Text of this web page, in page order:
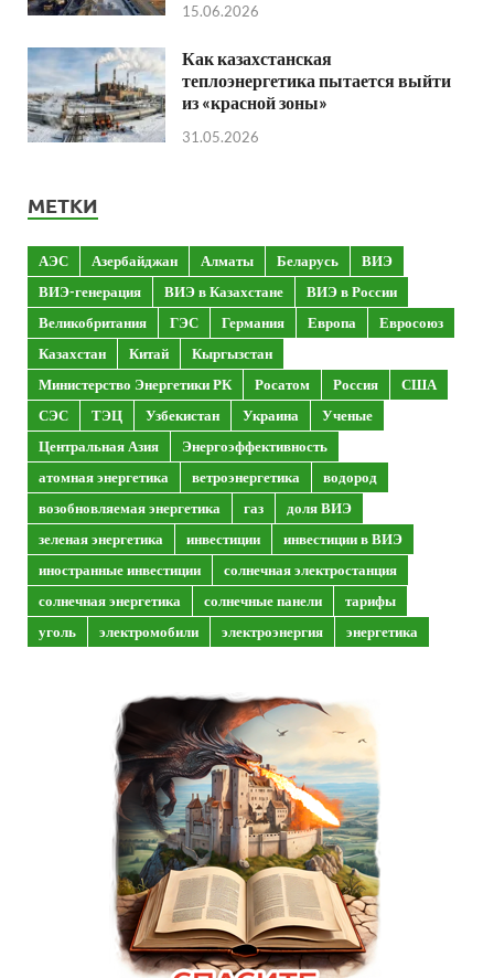
15.06.2026
Как казахстанская
теплоэнергетика пытается выйти
из «красной зоны»
31.05.2026
МЕТКИ
АЭС Азербайджан Алматы Беларусь
ВИЭ
ВИЭ-генерация
ВИЭ в Казахстане
ВИЭ в России
Великобритания
ГЭС Германия Европа
Евросоюз
Казахстан
Китай
Кыргызстан
Министерство Энергетики РК
Росатом Россия
США
СЭС
ТЭЦ Узбекистан Украина
Ученые
Центральная Азия
Энергоэффективность
атомная энергетика
ветроэнергетика
водород
возобновляемая энергетика
газ
доля ВИЭ
зеленая энергетика
инвестиции
инвестиции в ВИЭ
иностранные инвестиции
солнечная электростанция
солнечная энергетика
солнечные панели
тарифы
уголь
электромобили электроэнергия энергетика